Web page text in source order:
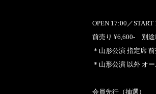
OPEN 17:00／START
前売り ¥6,600- 別途
＊山形公演 指定席
＊山形公演 以外 オ
会員先行（抽選）